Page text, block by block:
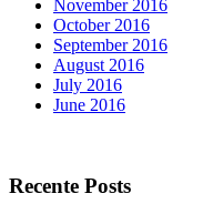
November 2016
October 2016
September 2016
August 2016
July 2016
June 2016
Recente Posts